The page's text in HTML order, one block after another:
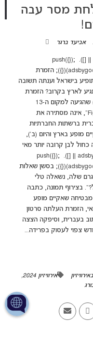
2024 שולחת מסר עבה
אביעד ברגר
(adsbygoogle = window.adsbygoogle || []).push({});
(adsbygoogle = window.adsbygoogle || []).push({}); הזמרת
2024 נשאלה האם תופיע בישראל וענתה תשובה
לארץ בקרוב? הזמרת
הישראלית טלי גולרגנט (Tali Golergant) שהגיעה למקום ה-13
והמכובד באירוויזיון 2024 עם השיר "Fighter", אינה מסתירה את
ברשתות החברתיות
מופע בארץ והיום (ב'),
לבן קרובה יותר מאי
פעם. (adsbygoogle = window.adsbygoogle || []).push({});
(adsbygoogle = window.adsbygoogle || []).push({}); בסשן שאלות
שלה, נשאלה טלי
בצירוף תמונה, כתבה
מבטיחה שאקיים מופע
הזמרת העלתה סרטון
בעברית, וסיפקה הצצה
צפוי לעסוק בפרידה...
אירוויזיון 2024
,